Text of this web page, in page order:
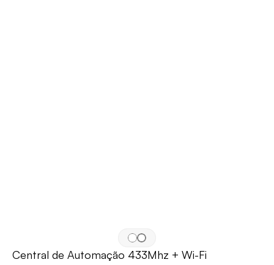
Central de Automação 433Mhz + Wi-Fi